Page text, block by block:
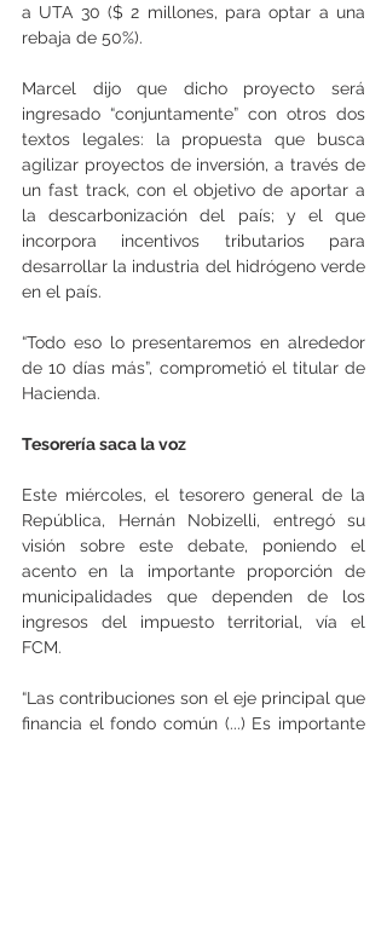
a UTA 30 ($ 2 millones, para optar a una
rebaja de 50%).
Marcel dijo que dicho proyecto será
ingresado “conjuntamente” con otros dos
textos legales: la propuesta que busca
agilizar proyectos de inversión, a través de
un fast track, con el objetivo de aportar a
la descarbonización del país; y el que
incorpora incentivos tributarios para
desarrollar la industria del hidrógeno verde
en el país.
“Todo eso lo presentaremos en alrededor
de 10 días más”, comprometió el titular de
Hacienda.
Tesorería saca la voz
Este miércoles, el tesorero general de la
República, Hernán Nobizelli, entregó su
visión sobre este debate, poniendo el
acento en la importante proporción de
municipalidades que dependen de los
ingresos del impuesto territorial, vía el
FCM.
“Las contribuciones son el eje principal que
financia el fondo común (...) Es importante